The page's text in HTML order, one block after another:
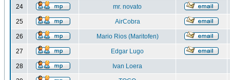
24 mr. novato
25 AirCobra
26 Mario Rios (Maritofen)
27 Edgar Lugo
28 Ivan Loera